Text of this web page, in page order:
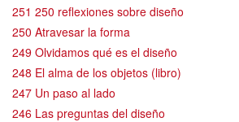
251 250 reflexiones sobre diseño
250 Atravesar la forma
249 Olvidamos qué es el diseño
248 El alma de los objetos (libro)
247 Un paso al lado
246 Las preguntas del diseño